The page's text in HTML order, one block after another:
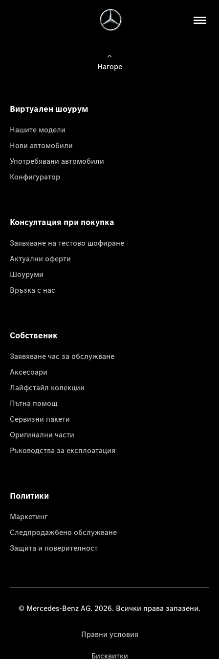
Нагоре
Виртуален шоурум
Нашите модели
Нови автомобили
Употребявани автомобили
Конфигуратор
Консултация при покупка
Заявяване на тестово шофиране
Актуални оферти
Шоуруми
Връзка с нас
Собственик
Заявяване час за обслужване
Аксесоари
Лайфстайл колекции
Пътна помощ
Сервизни пакети
Оригинални части
Ръководства за експлоатация
Политики
Маркетинг
Следпродажбено обслужване
Защита и поверителност
© Mercedes-Benz AG. 2026. Всички права запазени.
Правни условия
Бисквитки